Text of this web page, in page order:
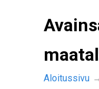
Aloitussivu